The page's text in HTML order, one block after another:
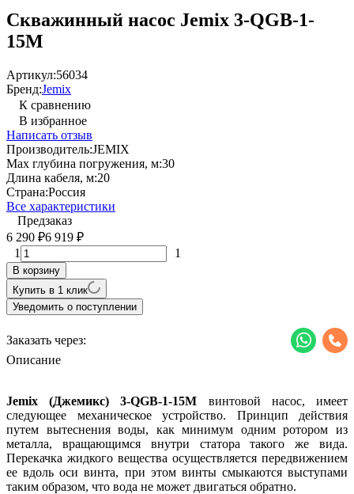
Скважинный насос Jemix 3-QGB-1-
15M
Артикул:56034
Бренд:Jemix
К сравнению
В избранное
Написать отзыв
Производитель:JEMIX
Max глубина погружения, м:30
Длина кабеля, м:20
Страна:Россия
Все характеристики
Предзаказ
6 290 ₽6 919 ₽
1 1
В корзину
Купить в 1 клик
Уведомить о поступлении
Заказать через:
Описание
Jemix(Джемикс)3-QGB-1-15M винтовой насос, имеет
следующее механическое устройство. Принцип действия
путем вытеснения воды, как минимум одним ротором из
металла, вращающимся внутри статора такого же вида.
Перекачка жидкого вещества осуществляется передвижением
ее вдоль оси винта, при этом винты смыкаются выступами
таким образом, что вода не может двигаться обратно.